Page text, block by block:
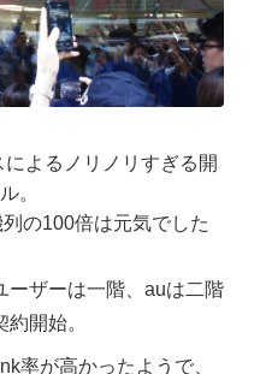
よるノリノリすぎる開
。
の100倍は元気でした
ーザーは一階、auは二階
開始。
率が高かったようで、